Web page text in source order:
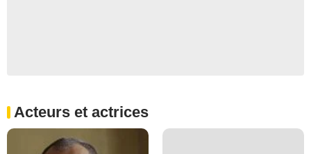
Acteurs et actrices